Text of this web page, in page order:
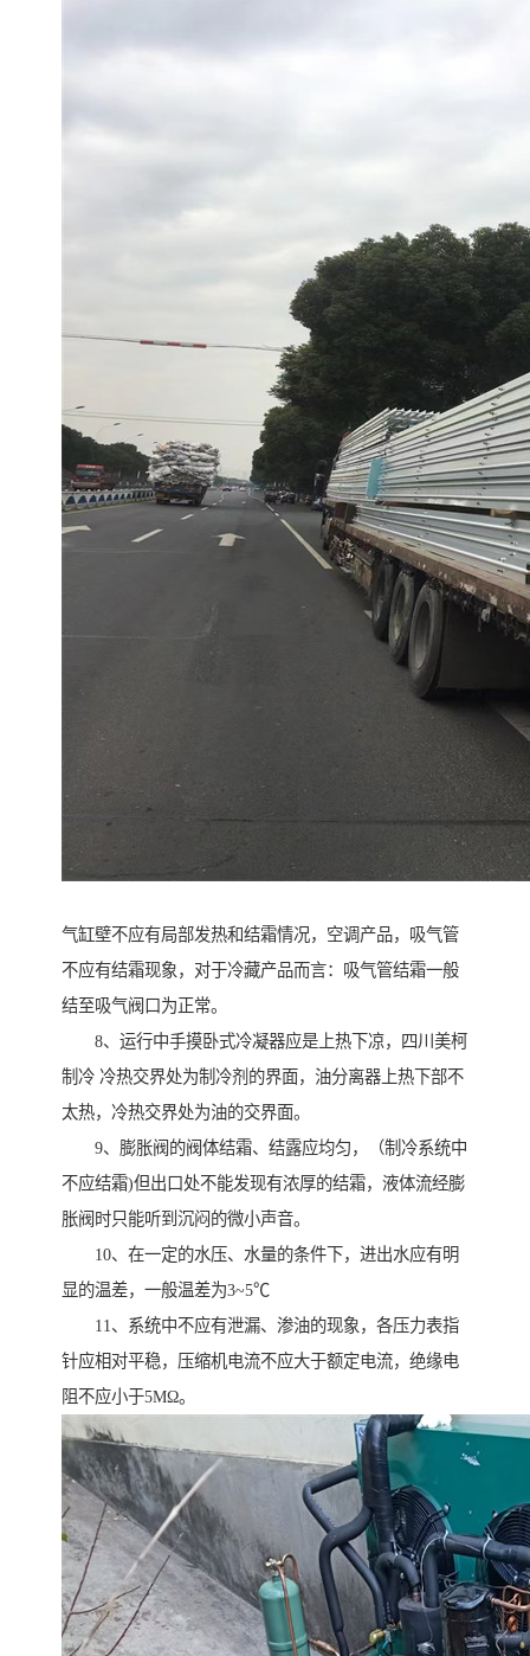
气缸壁不应有局部发热和结霜情况，空调产品，吸气管
不应有结霜现象，对于冷藏产品而言：吸气管结霜一般
结至吸气阀口为正常。
8、运行中手摸卧式冷凝器应是上热下凉，四川美柯
制冷 冷热交界处为制冷剂的界面，油分离器上热下部不
太热，冷热交界处为油的交界面。
9、膨胀阀的阀体结霜、结露应均匀，（制冷系统中
不应结霜)但出口处不能发现有浓厚的结霜，液体流经膨
胀阀时只能听到沉闷的微小声音。
10、在一定的水压、水量的条件下，进出水应有明
显的温差，一般温差为3~5℃
11、系统中不应有泄漏、渗油的现象，各压力表指
针应相对平稳，压缩机电流不应大于额定电流，绝缘电
阻不应小于5MΩ。